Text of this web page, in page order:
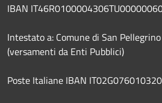
IBAN
Intestato a: Comune di San
(versamenti da Enti Pubblici)
Poste Italiane IBAN